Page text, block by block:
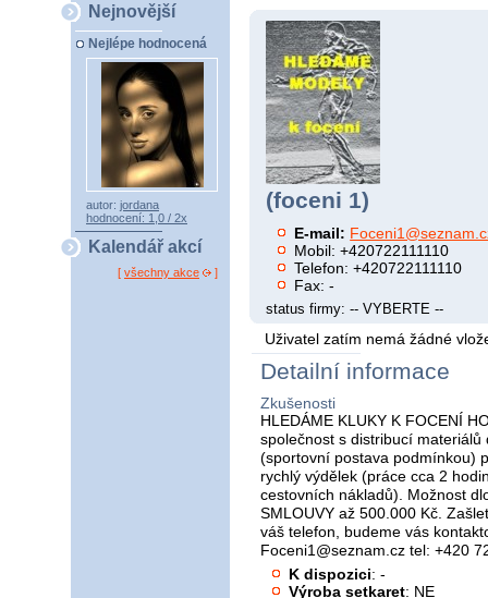
Nejnovější
Nejlépe hodnocená
autor: jordana
hodnocení: 1,0 / 2x
Kalendář akcí
[ všechny akce ]
(foceni 1)
E-mail:
Mobil: +420722111110
Telefon: +420722111110
Fax: -
status firmy: -- VYBERTE --
Uživatel zatím nemá žádné
Detailní informace
Zkušenosti
HLEDÁME KLUKY K FOCENÍ
společnost s distribucí
(sportovní postava podmínkou)
rychlý výdělek (práce cca 2
cestovních nákladů). Možnost
SMLOUVY až 500.000 Kč.
váš telefon, budeme vás
Foceni1@seznam.cz tel: +420
K dispozici: -
Výroba setkaret: NE